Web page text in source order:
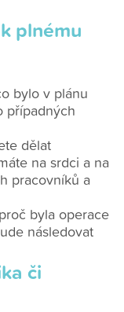
plnému
bylo v plánu
případných
dělat
na srdci a na
pracovníků a
byla operace
následovat
či